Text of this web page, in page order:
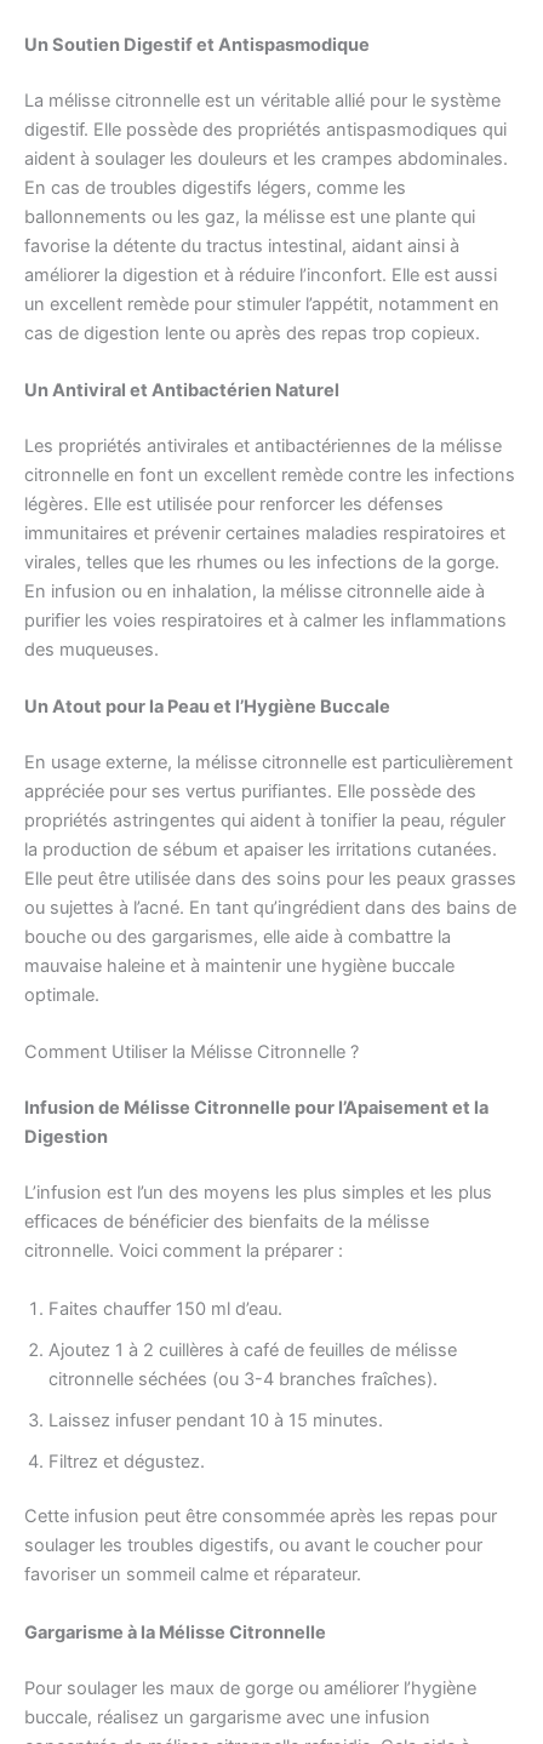
Un Soutien Digestif et Antispasmodique
La mélisse citronnelle est un véritable allié pour le système
digestif. Elle possède des propriétés antispasmodiques qui
aident à soulager les douleurs et les crampes abdominales.
En cas de troubles digestifs légers, comme les
ballonnements ou les gaz, la mélisse est une plante qui
favorise la détente du tractus intestinal, aidant ainsi à
améliorer la digestion et à réduire l’inconfort. Elle est aussi
un excellent remède pour stimuler l’appétit, notamment en
cas de digestion lente ou après des repas trop copieux.
Un Antiviral et Antibactérien Naturel
Les propriétés antivirales et antibactériennes de la mélisse
citronnelle en font un excellent remède contre les infections
légères. Elle est utilisée pour renforcer les défenses
immunitaires et prévenir certaines maladies respiratoires et
virales, telles que les rhumes ou les infections de la gorge.
En infusion ou en inhalation, la mélisse citronnelle aide à
purifier les voies respiratoires et à calmer les inflammations
des muqueuses.
Un Atout pour la Peau et l’Hygiène Buccale
En usage externe, la mélisse citronnelle est particulièrement
appréciée pour ses vertus purifiantes. Elle possède des
propriétés astringentes qui aident à tonifier la peau, réguler
la production de sébum et apaiser les irritations cutanées.
Elle peut être utilisée dans des soins pour les peaux grasses
ou sujettes à l’acné. En tant qu’ingrédient dans des bains de
bouche ou des gargarismes, elle aide à combattre la
mauvaise haleine et à maintenir une hygiène buccale
optimale.
Comment Utiliser la Mélisse Citronnelle ?
Infusion de Mélisse Citronnelle pour l’Apaisement et la
Digestion
L’infusion est l’un des moyens les plus simples et les plus
efficaces de bénéficier des bienfaits de la mélisse
citronnelle. Voici comment la préparer :
Faites chauffer 150 ml d’eau.
Ajoutez 1 à 2 cuillères à café de feuilles de mélisse
citronnelle séchées (ou 3-4 branches fraîches).
Laissez infuser pendant 10 à 15 minutes.
Filtrez et dégustez.
Cette infusion peut être consommée après les repas pour
soulager les troubles digestifs, ou avant le coucher pour
favoriser un sommeil calme et réparateur.
Gargarisme à la Mélisse Citronnelle
Pour soulager les maux de gorge ou améliorer l’hygiène
buccale, réalisez un gargarisme avec une infusion